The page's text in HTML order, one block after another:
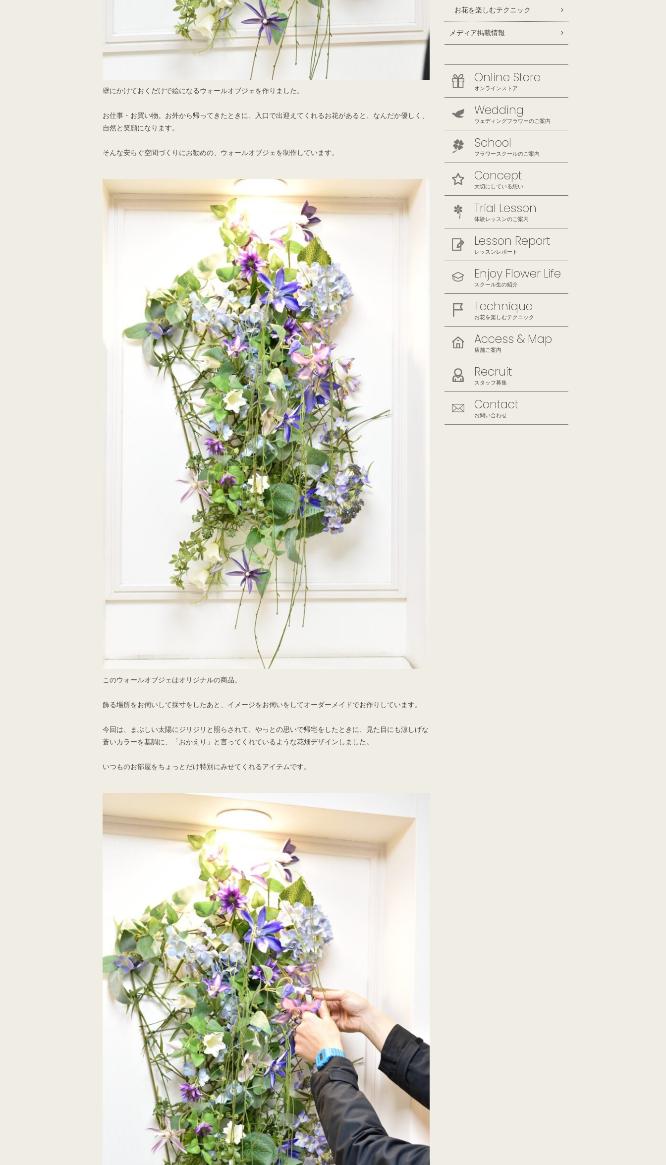
壁にかけておくだけで絵になるウォールオブジェを作りました。
お仕事・お買い物。お外から帰ってきたときに、入口で出迎えてくれるお花があると、なんだか優しく、
自然と笑顔になります。
そんな安らぐ空間づくりにお勧めの、ウォールオブジェを制作しています。
このウォールオブジェはオリジナルの商品。
飾る場所をお伺いして採寸をしたあと、イメージをお伺いをしてオーダーメイドでお作りしています。
今回は、まぶしい太陽にジリジリと照らされて、やっとの思いで帰宅をしたときに、見た目にも涼しげな
蒼いカラーを基調に、「おかえり」と言ってくれているような花畑デザインしました。
いつものお部屋をちょっとだけ特別にみせてくれるアイテムです。
お花を楽しむテクニック
メディア掲載情報
Online Store
オンラインストア
Wedding
ウェディングフラワーのご案内
School
フラワースクールのご案内
Concept
大切にしている想い
Trial Lesson
体験レッスンのご案内
Lesson Report
レッスンレポート
Enjoy Flower Life
スクール生の紹介
Technique
お花を楽しむテクニック
Access & Map
店舗ご案内
Recruit
スタッフ募集
Contact
お問い合わせ